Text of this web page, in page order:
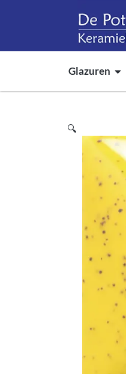
Glazuren
🔍